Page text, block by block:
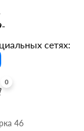
сетях:
0
46